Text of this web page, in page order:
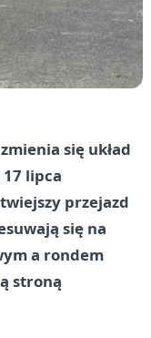
się układ
lipca
przejazd
się na
a rondem
stroną